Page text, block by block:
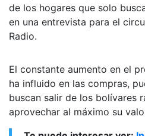
de los hogares que solo
en una entrevista para el
Radio.
El constante aumento en el
ha influido en las compras,
buscan salir de los bolívares
aprovechar al máximo su